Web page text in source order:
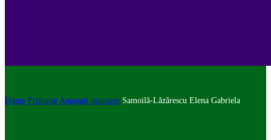
Home Primarie Angajati primarie Samoilă-Lăzărescu Elena Gabriela